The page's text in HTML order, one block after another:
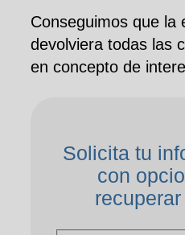
Conseguimos que la
devolviera todas las
en concepto de
Solicita tu
con